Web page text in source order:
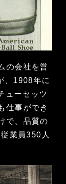
の会社を営
、1908年に
ューセッツ
仕事ができ
で、品質の
業員350人